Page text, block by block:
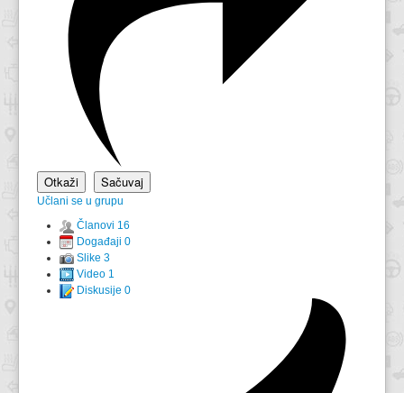
Učlani se u grupu
Članovi 16
Događaji 0
Slike 3
Video 1
Diskusije 0